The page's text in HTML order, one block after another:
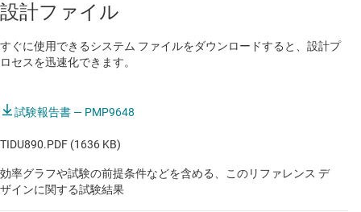
設計ファイル
すぐに使用できるシステム ファイルをダウンロードすると、設計プ
ロセスを迅速化できます。
試験報告書 — PMP9648
TIDU890.PDF (1636 KB)
効率グラフや試験の前提条件などを含める、このリファレンス デ
ザインに関する試験結果